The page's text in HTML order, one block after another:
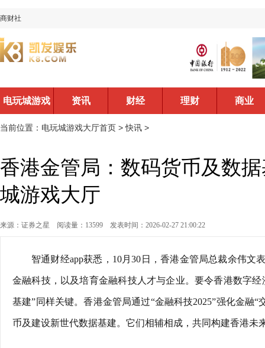
商财社
电玩城游戏
大厅首页
资讯 财经 理财 商业
当前位置： 电玩城游戏大厅首页 >快讯 >
香港金管局：数码货币及数
城游戏大厅
来源：证券之星 阅读量：13599 发表时间：2026-02-27 21:00:22
智通财经app获悉，10月30日，香港金管局总裁余伟文
金融科技，以及培育金融科技人才与企业。要令香港数字
基建”同样关键。香港金管局通过“金融科技2025”强化金融
币及建设新世代数据基建。它们相辅相成，共同构建香港未